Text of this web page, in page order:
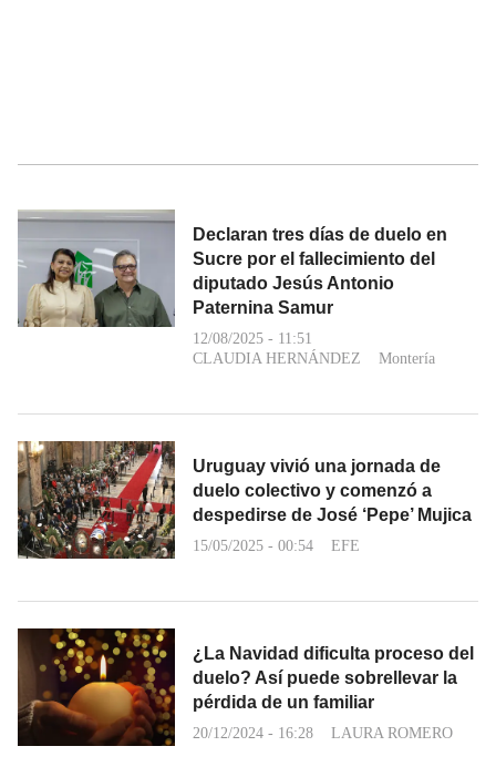
Declaran tres días de duelo en
Sucre por el fallecimiento del
diputado Jesús Antonio
Paternina Samur
12/08/2025 - 11:51
CLAUDIA HERNÁNDEZ
Montería
Uruguay vivió una jornada de
duelo colectivo y comenzó a
despedirse de José ‘Pepe’ Mujica
15/05/2025 - 00:54 EFE
¿La Navidad dificulta proceso del
duelo? Así puede sobrellevar la
pérdida de un familiar
20/12/2024 - 16:28 LAURA ROMERO